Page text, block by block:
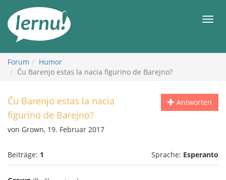
Inhalt
Forum
Humor
Ĉu Barenjo estas la nacia figurino de Barejno?
Antworten
Ĉu Barenjo estas la nacia
figurino de Barejno?
von Grown, 19. Februar 2017
Beiträge: 1 Sprache: Esperanto